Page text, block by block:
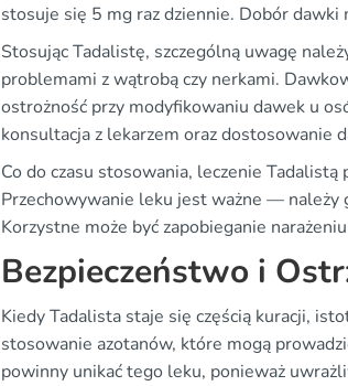
stosuje się 5 mg raz dziennie. Dobór
Stosując Tadalistę, szczególną uwagę
problemami z wątrobą czy nerkami.
ostrożność przy modyfikowaniu dawek u
konsultacja z lekarzem oraz dostosowanie
Co do czasu stosowania, leczenie
Przechowywanie leku jest ważne — należy
Korzystne może być zapobieganie
Bezpieczeństwo i
Kiedy Tadalista staje się częścią kuracji,
stosowanie azotanów, które mogą
powinny unikać tego leku, ponieważ